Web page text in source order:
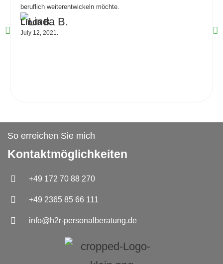
beruflich weiterentwickeln möchte.
Linda B.
July 12, 2021.
So erreichen Sie mich
Kontaktmöglichkeiten
+49 172 70 88 270
+49 2365 85 66 111
info@h2r-personalberatung.de